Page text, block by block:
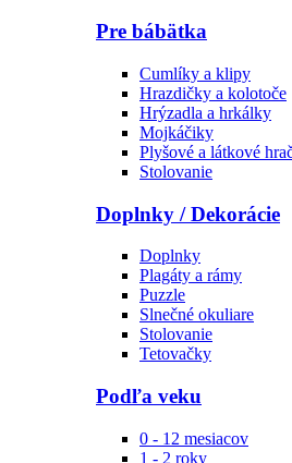
Pre bábätka
Cumlíky a klipy
Hrazdičky a kolotoče
Hrýzadla a hrkálky
Mojkáčiky
Plyšové a látkové
Stolovanie
Doplnky / Dekorácie
Doplnky
Plagáty a rámy
Puzzle
Slnečné okuliare
Stolovanie
Tetovačky
Podľa veku
0 - 12 mesiacov
1 - 2 roky